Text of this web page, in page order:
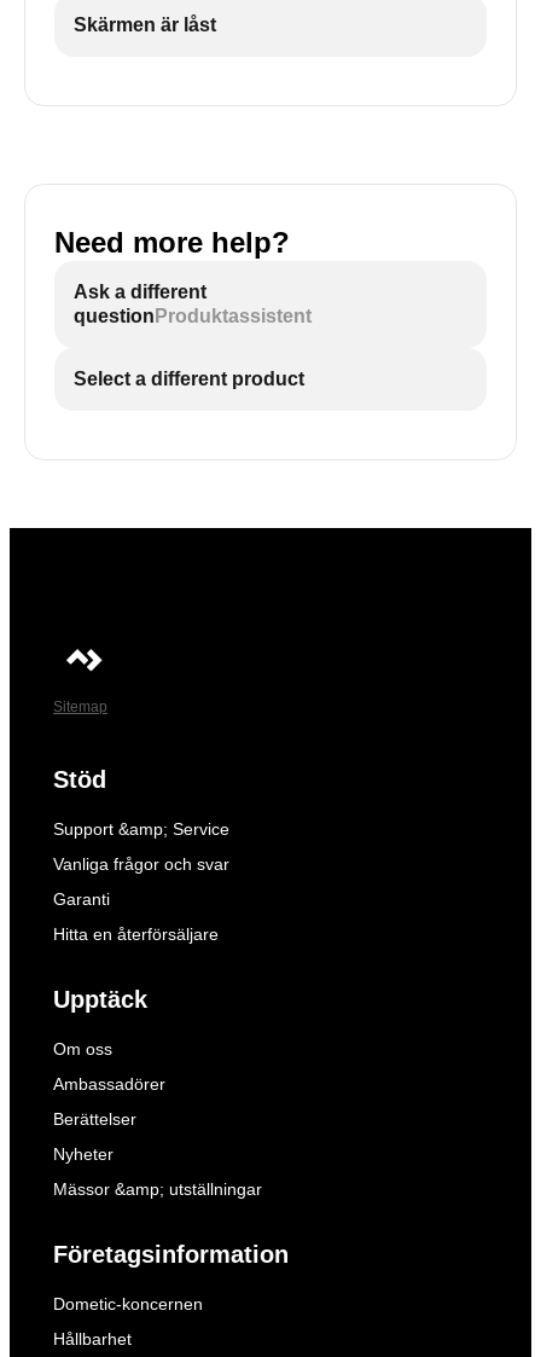
Skärmen är låst
Need more help?
Ask a different
question Produktassistent
Select a different product
Sitemap
Stöd
Support &amp; Service
Vanliga frågor och svar
Garanti
Hitta en återförsäljare
Upptäck
Om oss
Ambassadörer
Berättelser
Nyheter
Mässor &amp; utställningar
Företagsinformation
Dometic-koncernen
Hållbarhet